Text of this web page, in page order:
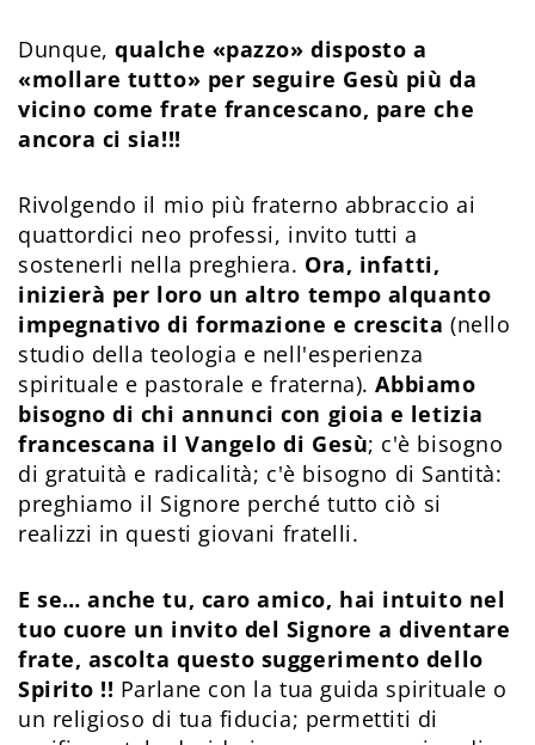
Dunque,qualche «pazzo» disposto a
«mollare tutto» per seguire Gesù più da
vicino come frate francescano, pare che
ancora ci sia!!!
Rivolgendo il mio più fraterno abbraccio ai
quattordici neo professi, invito tutti a
sostenerli nella preghiera. Ora, infatti,
inizierà per loro un altro tempo alquanto
impegnativo di formazione e crescita (nello
studio della teologia e nell'esperienza
spirituale e pastorale e fraterna).Abbiamo
bisogno di chi annunci con gioia e letizia
francescana il Vangelo di Gesù; c'è bisogno
di gratuità e radicalità; c'è bisogno di Santità:
preghiamo il Signore perché tutto ciò si
realizzi in questi giovani fratelli.
E se… anche tu, caro amico, hai intuito nel
tuo cuore un invito del Signore a diventare
frate, ascolta questo suggerimento dello
Spirito !! Parlane con la tua guida spirituale o
un religioso di tua fiducia; permettiti di